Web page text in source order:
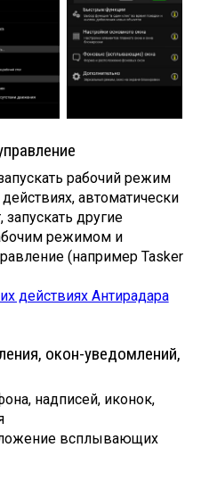
рабочий режим
автоматически
запускать другие
режимом и
(например Tasker
действиях Антирадара
окон-уведомлений,
надписей, иконок,
всплывающих